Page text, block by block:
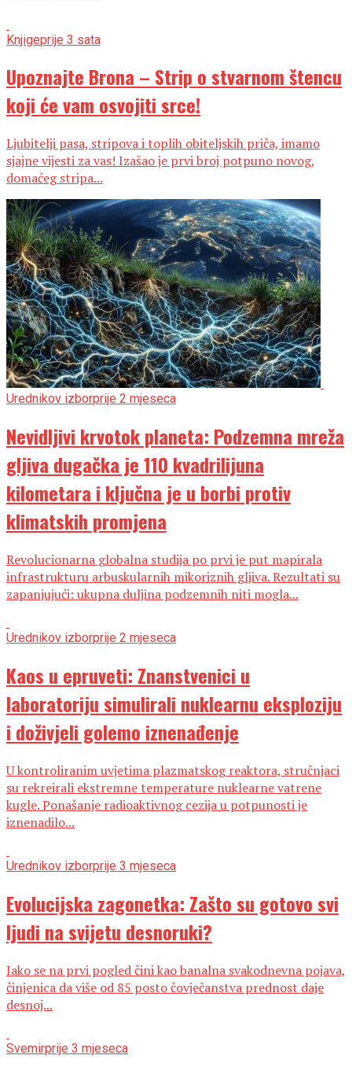
Knjigeprije 3 sata
Upoznajte Brona – Strip o stvarnom štencu
koji će vam osvojiti srce!
Ljubitelji pasa, stripova i toplih obiteljskih priča, imamo
sjajne vijesti za vas! Izašao je prvi broj potpuno novog,
domaćeg stripa...
Urednikov izborprije 2 mjeseca
Nevidljivi krvotok planeta: Podzemna mreža
gljiva dugačka je 110 kvadrilijuna
kilometara i ključna je u borbi protiv
klimatskih promjena
Revolucionarna globalna studija po prvi je put mapirala
infrastrukturu arbuskularnih mikoriznih gljiva. Rezultati su
zapanjujući: ukupna duljina podzemnih niti mogla...
Urednikov izborprije 2 mjeseca
Kaos u epruveti: Znanstvenici u
laboratoriju simulirali nuklearnu eksploziju
i doživjeli golemo iznenađenje
U kontroliranim uvjetima plazmatskog reaktora, stručnjaci
su rekreirali ekstremne temperature nuklearne vatrene
kugle. Ponašanje radioaktivnog cezija u potpunosti je
iznenadilo...
Urednikov izborprije 3 mjeseca
Evolucijska zagonetka: Zašto su gotovo svi
ljudi na svijetu desnoruki?
Iako se na prvi pogled čini kao banalna svakodnevna pojava,
činjenica da više od 85 posto čovječanstva prednost daje
desnoj...
Svemirprije 3 mjeseca